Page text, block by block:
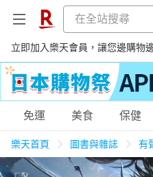
立即加入樂天會員，讓您邊購物
購物網分類
免運 美食 保健
樂天首頁 圖書與雜誌 有